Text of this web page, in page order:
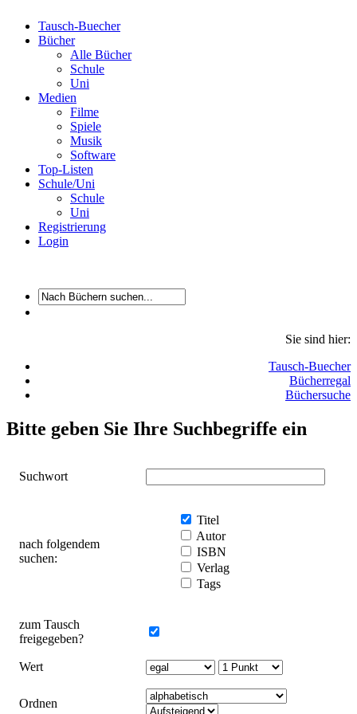
Tausch-Buecher
Bücher
Alle Bücher
Schule
Uni
Medien
Filme
Spiele
Musik
Software
Top-Listen
Schule/Uni
Schule
Uni
Registrierung
Login
Sie sind hier:
Tausch-Buecher
Bücherregal
Büchersuche
Bitte geben Sie Ihre Suchbegriffe ein
Suchwort
nach folgendem
suchen:
Titel
Autor
ISBN
Verlag
Tags
zum Tausch
freigegeben?
Wert
Ordnen